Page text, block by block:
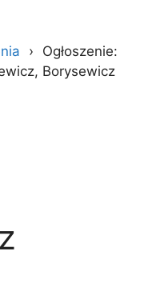
Ogłoszenie:
Borysewicz